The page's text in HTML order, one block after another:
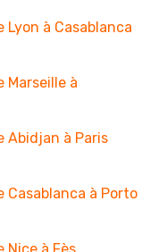
Lyon à Casablanca
Marseille à
Abidjan à Paris
Casablanca à Porto